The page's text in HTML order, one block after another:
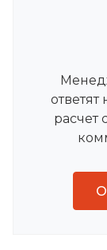
расчет